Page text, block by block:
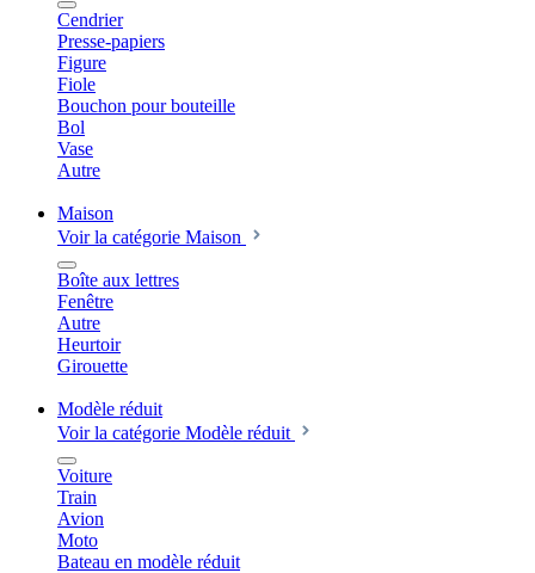
Cendrier
Presse-papiers
Figure
Fiole
Bouchon pour bouteille
Bol
Vase
Autre
Maison
Voir la catégorie Maison
Boîte aux lettres
Fenêtre
Autre
Heurtoir
Girouette
Modèle réduit
Voir la catégorie Modèle réduit
Voiture
Train
Avion
Moto
Bateau en modèle réduit